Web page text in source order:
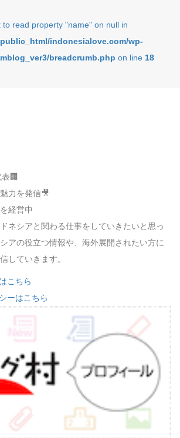
to read property "name" on null in
indonesialove.com/wp-
breadcrumb.php on line 18
🏢
力を発信🎥
経営中
ネシアと関わる仕事をしていきたいと思っ
アの役立つ情報や、海外展開されたい方に
していきます。
こちら
ーはこちら